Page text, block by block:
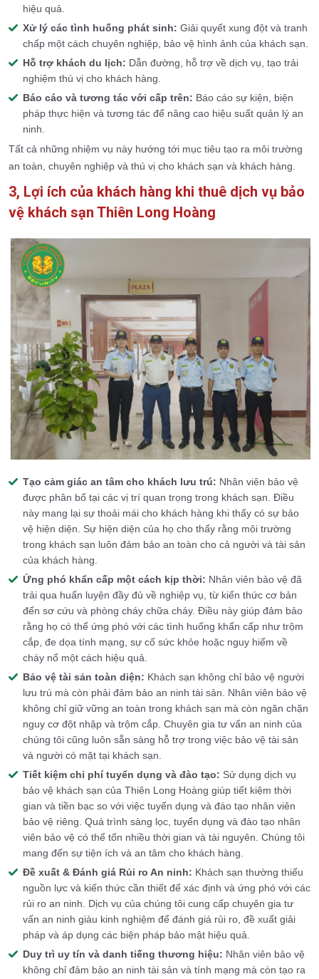
hiệu quả.
Xử lý các tình huống phát sinh: Giải quyết xung đột và tranh
chấp một cách chuyên nghiệp, bảo vệ hình ảnh của khách sạn.
Hỗ trợ khách du lịch: Dẫn đường, hỗ trợ về dịch vụ, tạo trải
nghiệm thú vị cho khách hàng.
Báo cáo và tương tác với cấp trên: Báo cáo sự kiện, biện
pháp thực hiện và tương tác để nâng cao hiệu suất quản lý an
ninh.
Tất cả những nhiệm vụ này hướng tới mục tiêu tạo ra môi trường
an toàn, chuyên nghiệp và thú vị cho khách sạn và khách hàng.
3, Lợi ích của khách hàng khi thuê dịch vụ bảo
vệ khách sạn Thiên Long Hoàng
Tạo cảm giác an tâm cho khách lưu trú: Nhân viên bảo vệ
được phân bố tại các vị trí quan trọng trong khách sạn. Điều
này mang lại sự thoải mái cho khách hàng khi thấy có sự bảo
vệ hiện diện. Sự hiện diện của họ cho thấy rằng môi trường
trong khách sạn luôn đảm bảo an toàn cho cả người và tài sản
của khách hàng.
Ứng phó khẩn cấp một cách kịp thời: Nhân viên bảo vệ đã
trải qua huấn luyện đầy đủ về nghiệp vụ, từ kiến thức cơ bản
đến sơ cứu và phòng cháy chữa cháy. Điều này giúp đảm bảo
rằng họ có thể ứng phó với các tình huống khẩn cấp như trộm
cắp, đe dọa tính mạng, sự cố sức khỏe hoặc nguy hiểm về
cháy nổ một cách hiệu quả.
Bảo vệ tài sản toàn diện: Khách sạn không chỉ bảo vệ người
lưu trú mà còn phải đảm bảo an ninh tài sản. Nhân viên bảo vệ
không chỉ giữ vững an toàn trong khách sạn mà còn ngăn chặn
nguy cơ đột nhập và trộm cắp. Chuyên gia tư vấn an ninh của
chúng tôi cũng luôn sẵn sàng hỗ trợ trong việc bảo vệ tài sản
và người có mặt tại khách sạn.
Tiết kiệm chi phí tuyển dụng và đào tạo: Sử dụng dịch vụ
bảo vệ khách sạn của Thiên Long Hoàng giúp tiết kiệm thời
gian và tiền bạc so với việc tuyển dụng và đào tạo nhân viên
bảo vệ riêng. Quá trình sàng lọc, tuyển dụng và đào tạo nhân
viên bảo vệ có thể tốn nhiều thời gian và tài nguyên. Chúng tôi
mang đến sự tiện ích và an tâm cho khách hàng.
Đề xuất & Đánh giá Rủi ro An ninh: Khách sạn thường thiếu
nguồn lực và kiến thức cần thiết để xác định và ứng phó với các
rủi ro an ninh. Dịch vụ của chúng tôi cung cấp chuyên gia tư
vấn an ninh giàu kinh nghiệm để đánh giá rủi ro, đề xuất giải
pháp và áp dụng các biện pháp bảo mật hiệu quả.
Duy trì uy tín và danh tiếng thương hiệu: Nhân viên bảo vệ
không chỉ đảm bảo an ninh tài sản và tính mạng mà còn tạo ra